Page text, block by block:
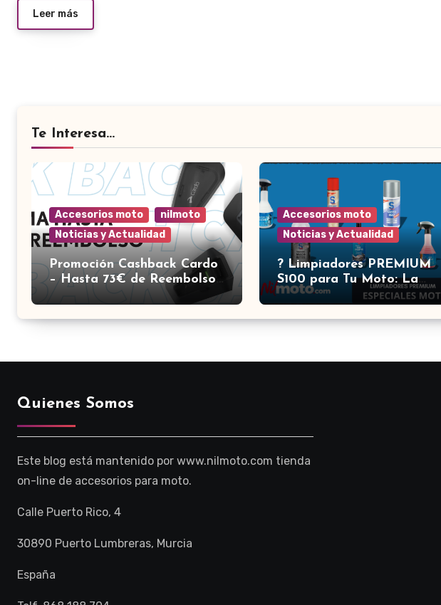
Leer más
Te Interesa...
Accesorios moto
nilmoto
Noticias y Actualidad
Promoción Cashback Cardo
– Hasta 73€ de Reembolso |
Nilmoto
Accesorios moto
Noticias y Actualidad
?️ Limpiadores PREMIUM
S100 para Tu Moto: La
Elección de los Expertos ?
Quienes Somos
Este blog está mantenido por www.nilmoto.com tienda
on-line de accesorios para moto.
Calle Puerto Rico, 4
30890 Puerto Lumbreras, Murcia
España